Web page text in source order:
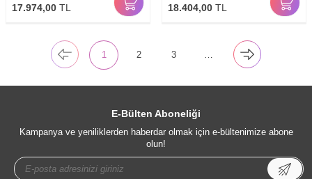
17.974,00 TL 18.404,00 TL
1 2 3 …
E-Bülten Aboneliği
Kampanya ve yeniliklerden haberdar olmak için e-bültenimize abone
olun!